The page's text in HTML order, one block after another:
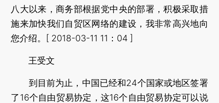
八大以来，商务部根据党中央的部署，积极采取措
施来加快我们自贸区网络的建设，我非常高兴地向
您介绍。[ 2018-03-11 11：04 ]
王受文
到目前为止，中国已经和24个国家或地区签署
了16个自由贸易协定，这16个自由贸易协定可以说